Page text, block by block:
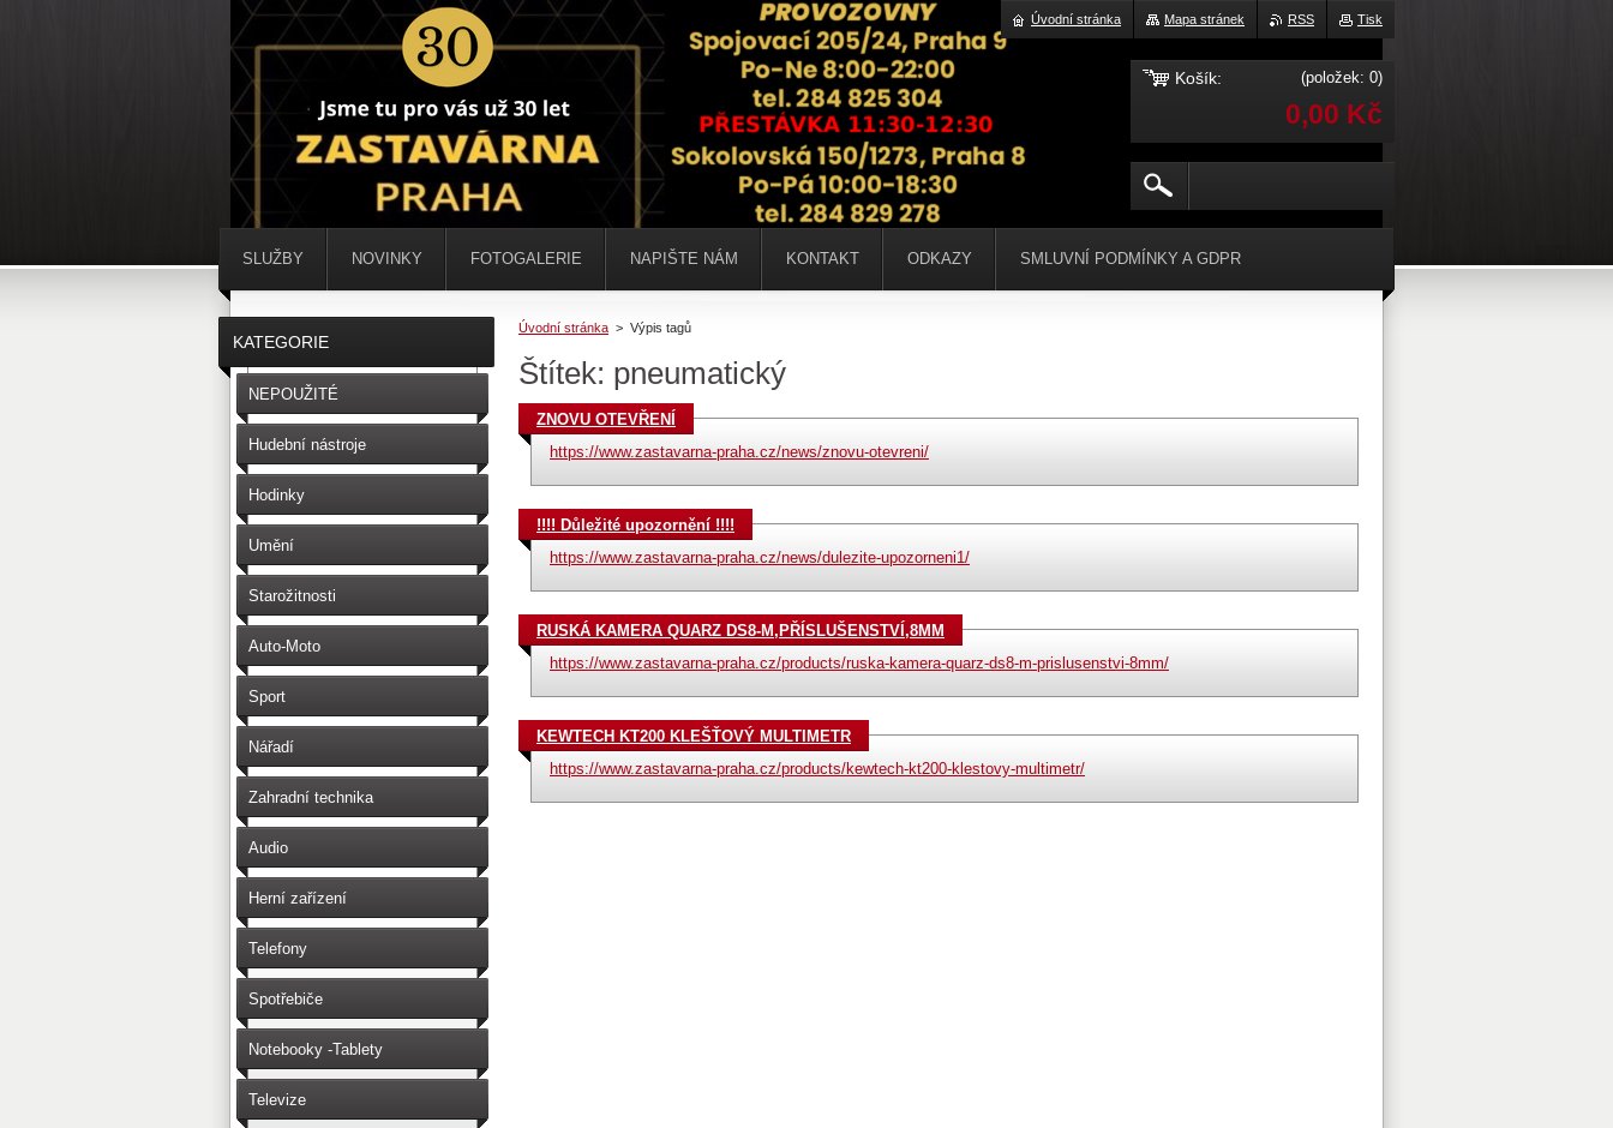
Úvodní stránka > Výpis tagů
Štítek: pneumatický
ZNOVU OTEVŘENÍ
https://www.zastavarna-praha.cz/news/znovu-otevreni/
!!!! Důležité upozornění !!!!
https://www.zastavarna-praha.cz/news/dulezite-upozorneni1/
RUSKÁ KAMERA QUARZ DS8-M,PŘÍSLUŠENSTVÍ,8MM
https://www.zastavarna-praha.cz/products/ruska-kamera-quarz-ds8-m-prislusenstvi-8mm/
KEWTECH KT200 KLEŠŤOVÝ MULTIMETR
https://www.zastavarna-praha.cz/products/kewtech-kt200-klestovy-multimetr/
KATEGORIE
NEPOUŽITÉ
Hudební nástroje
Hodinky
Umění
Starožitnosti
Auto-Moto
Sport
Nářadí
Zahradní technika
Audio
Herní zařízení
Telefony
Spotřebiče
Notebooky -Tablety
Televize
SLUŽBY NOVINKY FOTOGALERIE NAPIŠTE NÁM KONTAKT ODKAZY SMLUVNÍ PODMÍNKY A GDPR
Tisk
RSS
Mapa stránek
Úvodní stránka
Košík: (položek: 0)
0,00 Kč